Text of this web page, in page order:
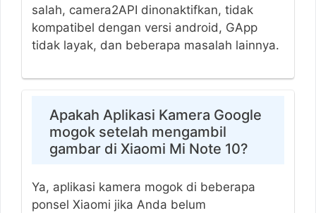
salah, camera2API dinonaktifkan, tidak
kompatibel dengan versi android, GApp
tidak layak, dan beberapa masalah lainnya.
Apakah Aplikasi Kamera Google
mogok setelah mengambil
gambar di Xiaomi Mi Note 10?
Ya, aplikasi kamera mogok di beberapa
ponsel Xiaomi jika Anda belum